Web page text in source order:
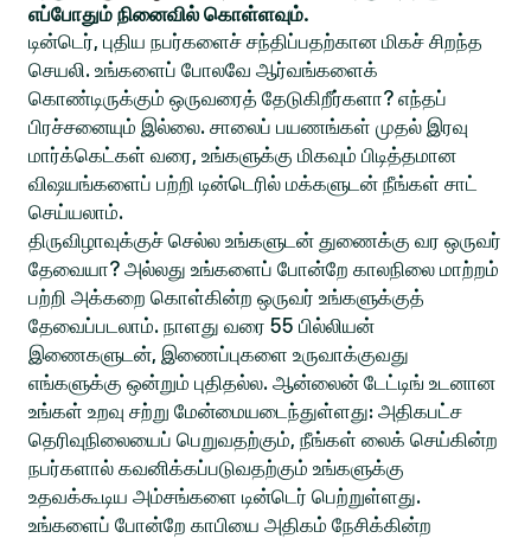
எப்போதும் நினைவில் கொள்ளவும்.
டின்டெர், புதிய நபர்களைச் சந்திப்பதற்கான மிகச் சிறந்த
செயலி. உங்களைப் போலவே ஆர்வங்களைக்
கொண்டிருக்கும் ஒருவரைத் தேடுகிறீர்களா? எந்தப்
பிரச்சனையும் இல்லை. சாலைப் பயணங்கள் முதல் இரவு
மார்க்கெட்கள் வரை, உங்களுக்கு மிகவும் பிடித்தமான
விஷயங்களைப் பற்றி டின்டெரில் மக்களுடன் நீங்கள் சாட்
செய்யலாம்.
திருவிழாவுக்குச் செல்ல உங்களுடன் துணைக்கு வர ஒருவர்
தேவையா? அல்லது உங்களைப் போன்றே காலநிலை மாற்றம்
பற்றி அக்கறை கொள்கின்ற ஒருவர் உங்களுக்குத்
தேவைப்படலாம். நாளது வரை 55 பில்லியன்
இணைகளுடன், இணைப்புகளை உருவாக்குவது
எங்களுக்கு ஒன்றும் புதிதல்ல. ஆன்லைன் டேட்டிங் உடனான
உங்கள் உறவு சற்று மேன்மையடைந்துள்ளது: அதிகபட்ச
தெரிவுநிலையைப் பெறுவதற்கும், நீங்கள் லைக் செய்கின்ற
நபர்களால் கவனிக்கப்படுவதற்கும் உங்களுக்கு
உதவக்கூடிய அம்சங்களை டின்டெர் பெற்றுள்ளது.
உங்களைப் போன்றே காபியை அதிகம் நேசிக்கின்ற